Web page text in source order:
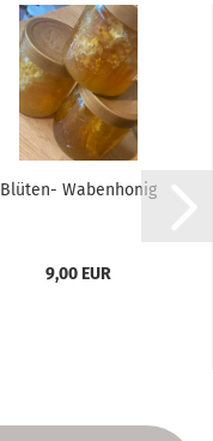
Blüten- Wabenhonig
9,00 EUR